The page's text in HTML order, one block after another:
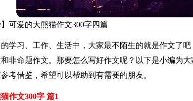
】可爱的大熊猫作文300字四篇
学习、工作、生活中，大家最不陌生的就是作文了
非命题作文。那要怎么写好作文呢？以下是小编为
考借鉴，希望可以帮助到有需要的朋友。
作文300字 篇1